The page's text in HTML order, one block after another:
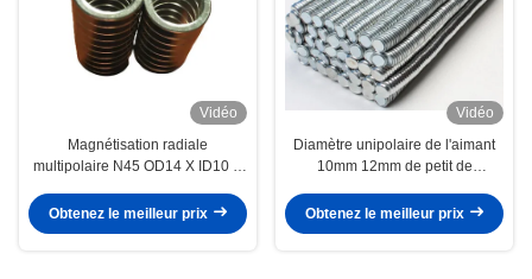
Vidéo
Magnétisation radiale
multipolaire N45 OD14 X ID10 X
néodyme pour le haut-
parleur/capteur/balises
Obtenez le meilleur prix
Vidéo
Diamètre unipolaire de l'aimant
10mm 12mm de petit de
commande d'aimants
Obtenez le meilleur prix